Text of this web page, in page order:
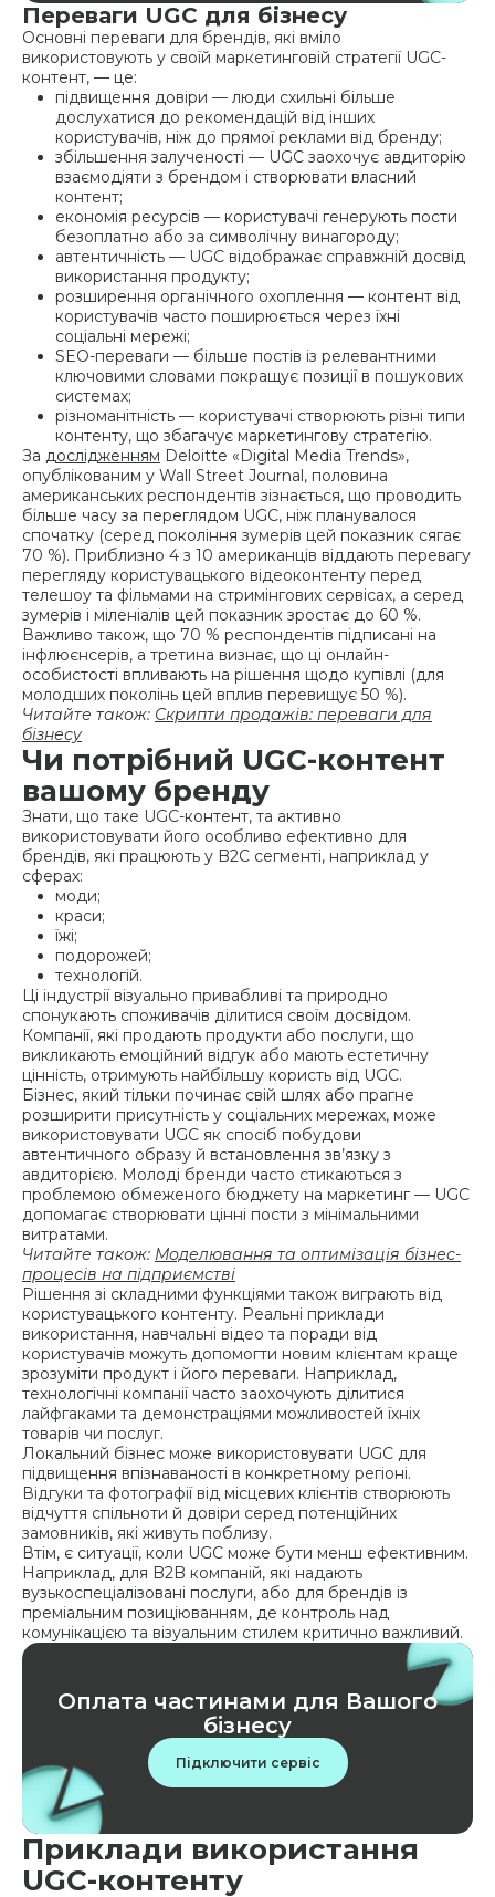
Переваги UGC для бізнесу
Основні переваги для брендів, які вміло
використовують у своїй маркетинговій стратегії UGC-
контент, — це:
підвищення довіри — люди схильні більше
дослухатися до рекомендацій від інших
користувачів, ніж до прямої реклами від бренду;
збільшення залученості — UGC заохочує авдиторію
взаємодіяти з брендом і створювати власний
контент;
економія ресурсів — користувачі генерують пости
безоплатно або за символічну винагороду;
автентичність — UGC відображає справжній досвід
використання продукту;
розширення органічного охоплення — контент від
користувачів часто поширюється через їхні
соціальні мережі;
SEO-переваги — більше постів із релевантними
ключовими словами покращує позиції в пошукових
системах;
різноманітність — користувачі створюють різні типи
контенту, що збагачує маркетингову стратегію.
За дослідженням Deloitte «Digital Media Trends»,
опублікованим у Wall Street Journal, половина
американських респондентів зізнається, що проводить
більше часу за переглядом UGC, ніж планувалося
спочатку (серед покоління зумерів цей показник сягає
70 %). Приблизно 4 з 10 американців віддають перевагу
перегляду користувацького відеоконтенту перед
телешоу та фільмами на стримінгових сервісах, а серед
зумерів і міленіалів цей показник зростає до 60 %.
Важливо також, що 70 % респондентів підписані на
інфлюєнсерів, а третина визнає, що ці онлайн-
особистості впливають на рішення щодо купівлі (для
молодших поколінь цей вплив перевищує 50 %).
Читайте також: Скрипти продажів: переваги для
бізнесу
Чи потрібний UGC-контент
вашому бренду
Знати, що таке UGC-контент, та активно
використовувати його особливо ефективно для
брендів, які працюють у B2C сегменті, наприклад у
сферах:
моди;
краси;
їжі;
подорожей;
технологій.
Ці індустрії візуально привабливі та природно
спонукають споживачів ділитися своїм досвідом.
Компанії, які продають продукти або послуги, що
викликають емоційний відгук або мають естетичну
цінність, отримують найбільшу користь від UGC.
Бізнес, який тільки починає свій шлях або прагне
розширити присутність у соціальних мережах, може
використовувати UGC як спосіб побудови
автентичного образу й встановлення зв’язку з
авдиторією. Молоді бренди часто стикаються з
проблемою обмеженого бюджету на маркетинг — UGC
допомагає створювати цінні пости з мінімальними
витратами.
Читайте також: Моделювання та оптимізація бізнес-
процесів на підприємстві
Рішення зі складними функціями також виграють від
користувацького контенту. Реальні приклади
використання, навчальні відео та поради від
користувачів можуть допомогти новим клієнтам краще
зрозуміти продукт і його переваги. Наприклад,
технологічні компанії часто заохочують ділитися
лайфгаками та демонстраціями можливостей їхніх
товарів чи послуг.
Локальний бізнес може використовувати UGC для
підвищення впізнаваності в конкретному регіоні.
Відгуки та фотографії від місцевих клієнтів створюють
відчуття спільноти й довіри серед потенційних
замовників, які живуть поблизу.
Втім, є ситуації, коли UGC може бути менш ефективним.
Наприклад, для B2B компаній, які надають
вузькоспеціалізовані послуги, або для брендів із
преміальним позиціюванням, де контроль над
комунікацією та візуальним стилем критично важливий.
Оплата частинами для Вашого
бізнесу
Підключити сервіс
Приклади використання
UGC-контенту